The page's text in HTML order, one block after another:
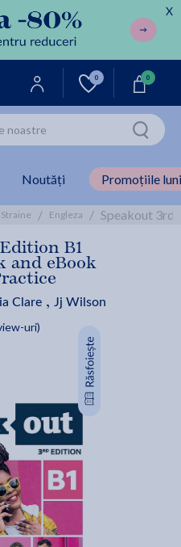
X
0 0
Noutăți Promoțiile
/ Engleza / Speakout 3rd
B1
and eBook
Clare, Jj Wilson
uri)